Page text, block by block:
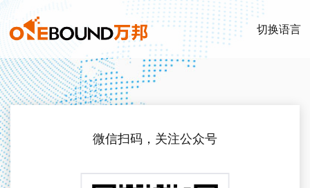
切换语言
微信扫码，关注公众号